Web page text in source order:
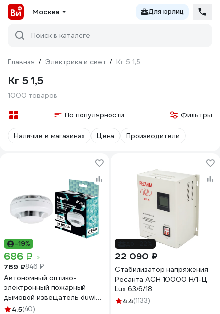
Москва Для юрлиц
Поиск в каталоге
Главная / Электрика и свет / Кг 5 1,5
Кг 5 1,5
1000 товаров
По популярности Фильтры
Наличие в магазинах Цена Производители
-19%
686 ₽
769 ₽846 ₽
Автономный оптико-
электронный пожарный
дымовой извещатель duwi
ИП 212-142 28528 1
4.5(40)
22 090 ₽
Стабилизатор напряжения
Ресанта АСН 10000 Н/1-Ц
Lux 63/6/18
4.4(1133)